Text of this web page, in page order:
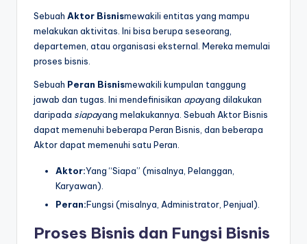
Sebuah Aktor Bisnismewakili entitas yang mampu
melakukan aktivitas. Ini bisa berupa seseorang,
departemen, atau organisasi eksternal. Mereka memulai
proses bisnis.
Sebuah Peran Bisnismewakili kumpulan tanggung
jawab dan tugas. Ini mendefinisikan apayang dilakukan
daripada siapayang melakukannya. Sebuah Aktor Bisnis
dapat memenuhi beberapa Peran Bisnis, dan beberapa
Aktor dapat memenuhi satu Peran.
Aktor:Yang “Siapa” (misalnya, Pelanggan,
Karyawan).
Peran:Fungsi (misalnya, Administrator, Penjual).
Proses Bisnis dan Fungsi Bisnis